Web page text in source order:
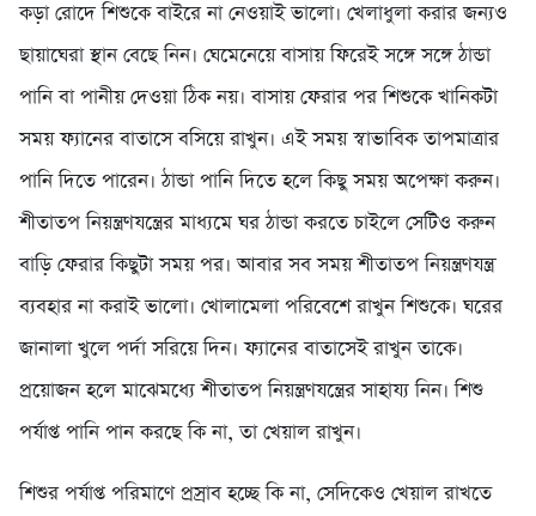
কড়া রোদে শিশুকে বাইরে না নেওয়াই ভালো। খেলাধুলা করার জন্যও
ছায়াঘেরা স্থান বেছে নিন। ঘেমেনেয়ে বাসায় ফিরেই সঙ্গে সঙ্গে ঠান্ডা
পানি বা পানীয় দেওয়া ঠিক নয়। বাসায় ফেরার পর শিশুকে খানিকটা
সময় ফ্যানের বাতাসে বসিয়ে রাখুন। এই সময় স্বাভাবিক তাপমাত্রার
পানি দিতে পারেন। ঠান্ডা পানি দিতে হলে কিছু সময় অপেক্ষা করুন।
শীতাতপ নিয়ন্ত্রণযন্ত্রের মাধ্যমে ঘর ঠান্ডা করতে চাইলে সেটিও করুন
বাড়ি ফেরার কিছুটা সময় পর। আবার সব সময় শীতাতপ নিয়ন্ত্রণযন্ত্র
ব্যবহার না করাই ভালো। খোলামেলা পরিবেশে রাখুন শিশুকে। ঘরের
জানালা খুলে পর্দা সরিয়ে দিন। ফ্যানের বাতাসেই রাখুন তাকে।
প্রয়োজন হলে মাঝেমধ্যে শীতাতপ নিয়ন্ত্রণযন্ত্রের সাহায্য নিন। শিশু
পর্যাপ্ত পানি পান করছে কি না, তা খেয়াল রাখুন।
শিশুর পর্যাপ্ত পরিমাণে প্রস্রাব হচ্ছে কি না, সেদিকেও খেয়াল রাখতে